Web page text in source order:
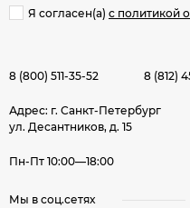
Я согласен(a) с политикой
8 (800) 511-35-52 8 (812)
Адрес: г. Санкт-Петербург
ул. Десантников, д. 15
Пн-Пт 10:00—18:00
Мы в соц.сетях